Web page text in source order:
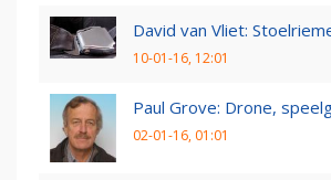
David van Vliet:
10-01-16, 12:01
Paul Grove: Drone,
02-01-16, 01:01